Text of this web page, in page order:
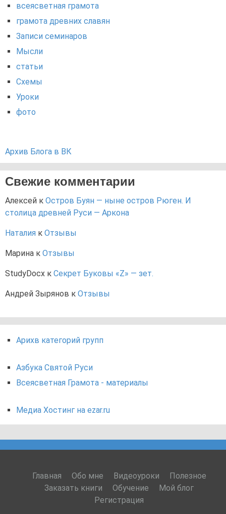
всеясветная грамота
грамота древних славян
Записи семинаров
Мысли
статьи
Схемы
Уроки
фото
Архив Блога в ВК
Свежие комментарии
Алексей к Остров Буян — ныне остров Рюген. И
столица древней Руси — Аркона
Наталия к Отзывы
Марина к Отзывы
StudyDocx к Секрет Буковы «Z» — зет.
Андрей Зырянов к Отзывы
Арихв категорий групп
Азбука Святой Руси
Всеясветная Грамота - материалы
Медиа Хостинг на ezar.ru
Главная Обо мне Видеоуроки
Полезное
Заказать книги
Обучение
Мой блог
Регистрация